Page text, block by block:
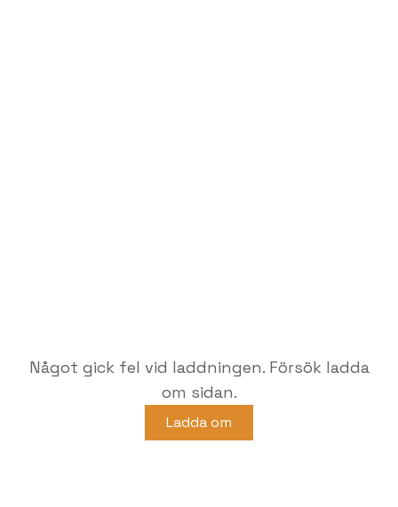
Något gick fel vid laddningen. Försök ladda
om sidan.
Ladda om